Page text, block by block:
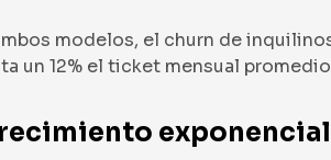
modelos, el churn de
un 12% el ticket mensual